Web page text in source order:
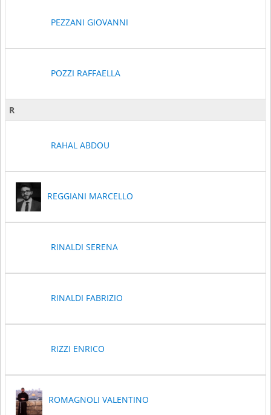
PEZZANI GIOVANNI
POZZI RAFFAELLA
R
RAHAL ABDOU
REGGIANI MARCELLO
RINALDI SERENA
RINALDI FABRIZIO
RIZZI ENRICO
ROMAGNOLI VALENTINO